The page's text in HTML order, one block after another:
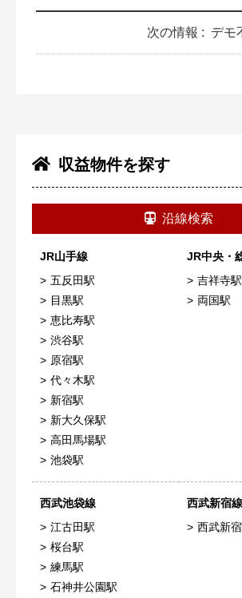
収益物件を探す
沿線検索
JR山手線
五反田駅
目黒駅
恵比寿駅
渋谷駅
原宿駅
代々木駅
新宿駅
新大久保駅
高田馬場駅
池袋駅
JR中央・
吉祥寺駅
両国駅
西武池袋線
江古田駅
桜台駅
練馬駅
石神井公園駅
西武新宿線
西武新
次の情報 : デモ